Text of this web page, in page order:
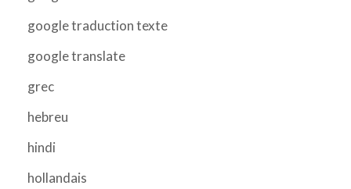
google traduction texte
google translate
grec
hebreu
hindi
hollandais